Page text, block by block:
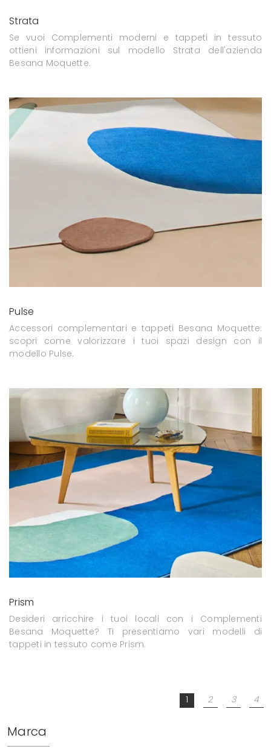
Strata
Se vuoi Complementi moderni e tappeti in tessuto
ottieni informazioni sul modello Strata dell'azienda
Besana Moquette.
Pulse
Accessori complementari e tappeti Besana Moquette:
scopri come valorizzare i tuoi spazi design con il
modello Pulse.
Prism
Desideri arricchire i tuoi locali con i Complementi
Besana Moquette? Ti presentiamo vari modelli di
tappeti in tessuto come Prism.
1 2 3 4
Marca